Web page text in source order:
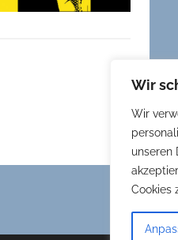
Wir
Wir
unseren
Cookies